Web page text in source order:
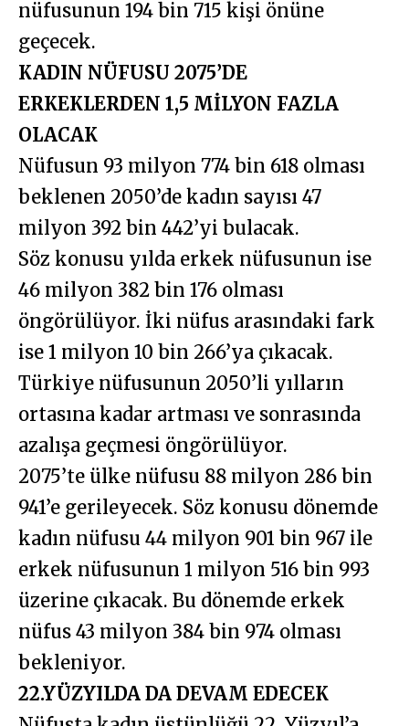
nüfusunun 194 bin 715 kişi önüne
geçecek.
KADIN NÜFUSU 2075’DE
ERKEKLERDEN 1,5 MİLYON FAZLA
OLACAK
Nüfusun 93 milyon 774 bin 618 olması
beklenen 2050’de kadın sayısı 47
milyon 392 bin 442’yi bulacak.
Söz konusu yılda erkek nüfusunun ise
46 milyon 382 bin 176 olması
öngörülüyor. İki nüfus arasındaki fark
ise 1 milyon 10 bin 266’ya çıkacak.
Türkiye nüfusunun 2050’li yılların
ortasına kadar artması ve sonrasında
azalışa geçmesi öngörülüyor.
2075’te ülke nüfusu 88 milyon 286 bin
941’e gerileyecek. Söz konusu dönemde
kadın nüfusu 44 milyon 901 bin 967 ile
erkek nüfusunun 1 milyon 516 bin 993
üzerine çıkacak. Bu dönemde erkek
nüfus 43 milyon 384 bin 974 olması
bekleniyor.
22.YÜZYILDA DA DEVAM EDECEK